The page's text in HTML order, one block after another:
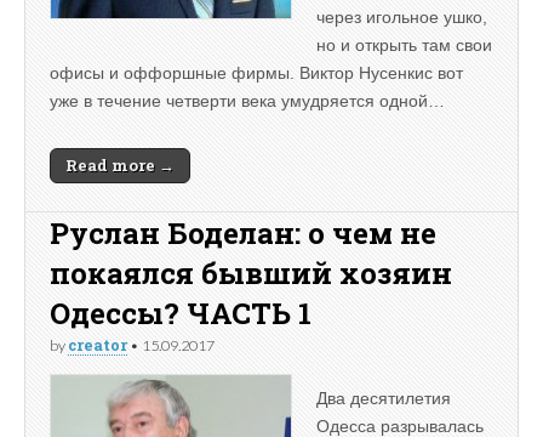
через игольное ушко,
но и открыть там свои
офисы и оффоршные фирмы. Виктор Нусенкис вот
уже в течение четверти века умудряется одной…
Read more →
Руслан Боделан: о чем не
покаялся бывший хозяин
Одессы? ЧАСТЬ 1
by creator• 15.09.2017
Два десятилетия
Одесса разрывалась